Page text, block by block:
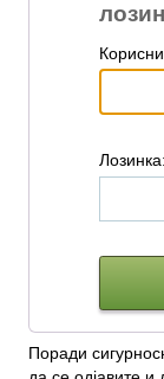
К
Лозинка:
Поради